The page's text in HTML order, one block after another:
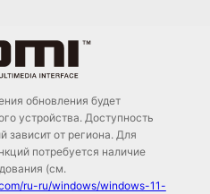
обновления будет
устройства. Доступность
зависит от региона. Для
потребуется наличие
(см.
ru-ru/windows/windows-11-